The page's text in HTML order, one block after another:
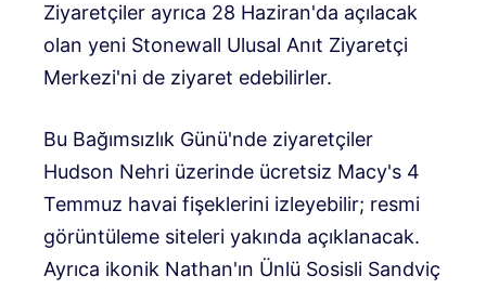
Ziyaretçiler ayrıca 28 Haziran'da açılacak
olan yeni Stonewall Ulusal Anıt Ziyaretçi
Merkezi'ni de ziyaret edebilirler.
Bu Bağımsızlık Günü'nde ziyaretçiler
Hudson Nehri üzerinde ücretsiz Macy's 4
Temmuz havai fişeklerini izleyebilir; resmi
görüntüleme siteleri yakında açıklanacak.
Ayrıca ikonik Nathan'ın Ünlü Sosisli Sandviç